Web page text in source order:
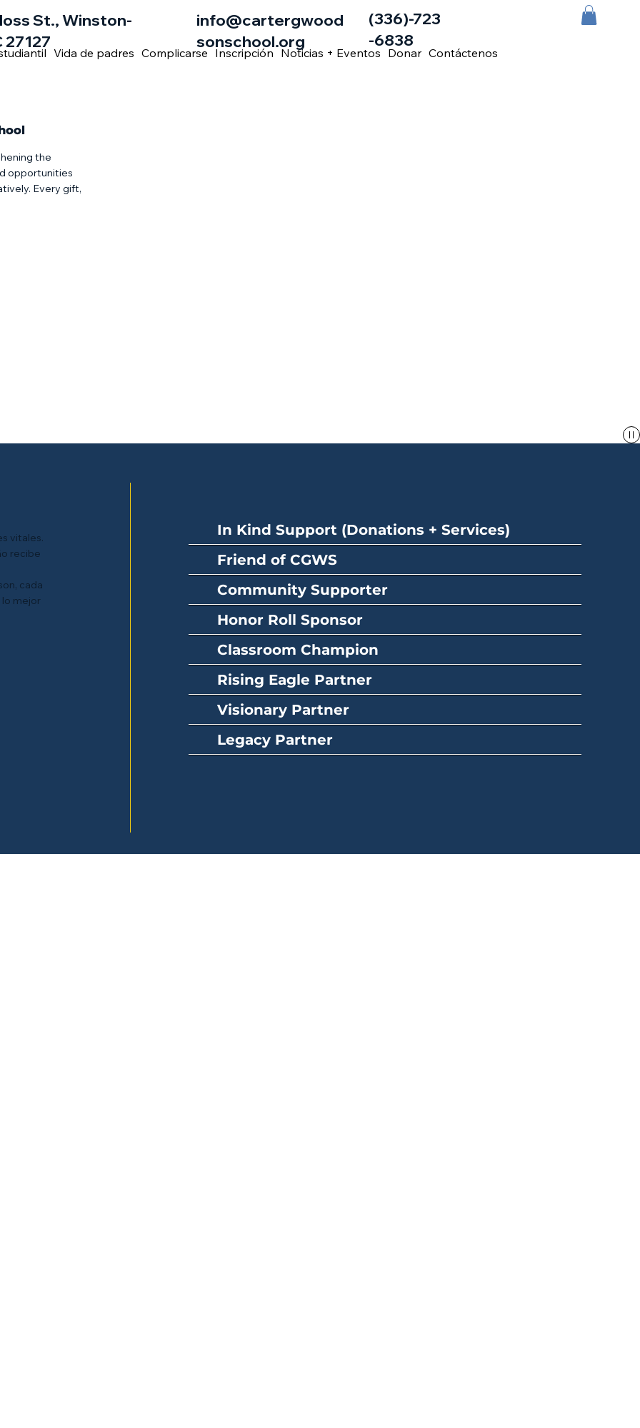
St., Winston-
27127
info@cartergwood
sonschool.org
(336)-723
-6838
Vida de padres Complicarse Inscripción Noticias + Eventos Donar Contáctenos
the
opportunities
Every gift,
vitales.
recibe
cada
lo mejor
In Kind Support (Donations + Services)
Friend of CGWS
Community Supporter
Honor Roll Sponsor
Classroom Champion
Rising Eagle Partner
Visionary Partner
Legacy Partner